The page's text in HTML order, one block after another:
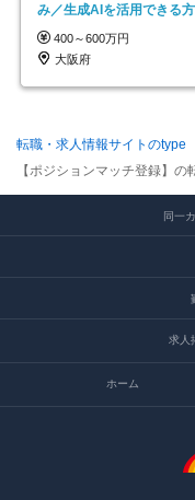
み／生成AIを活用できる
400～600万円
大阪府
転職・求人情報サイトのtype
【ポジションマッチ登録】の
同一
求人
ホーム